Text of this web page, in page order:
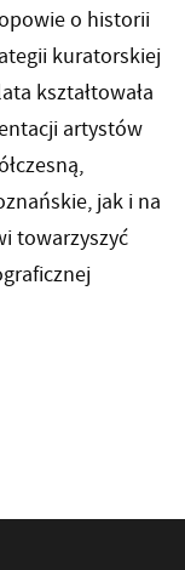
o historii
kuratorskiej
kształtowała
artystów
jak i na
towarzyszyć